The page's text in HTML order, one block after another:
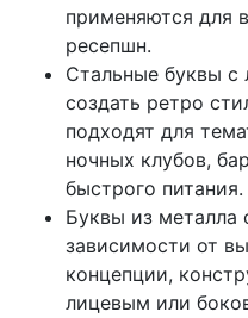
применяются для
ресепшн.
Стальные буквы с
создать ретро
подходят для
ночных клубов,
быстрого питания.
Буквы из металла
зависимости от
концепции,
лицевым или